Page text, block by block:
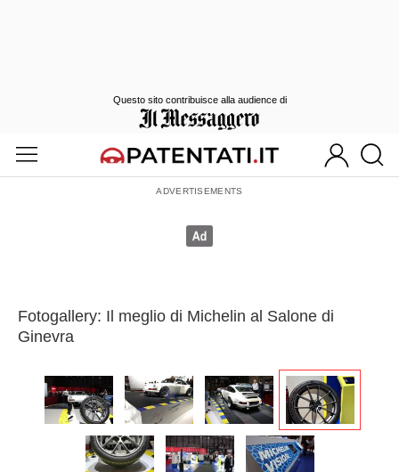
Fotogallery: Il meglio di Michelin al Salone di
Ginevra
Questo sito contribuisce alla audience di